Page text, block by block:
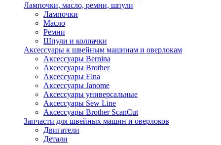
Лампочки, масло, ремни, шпули
Лампочки
Масло
Ремни
Шпули и колпачки
Аксессуары к швейным машинам и оверлокам
Аксессуары Bernina
Аксессуары Brother
Аксессуары Elna
Аксессуары Janome
Аксессуары универсальные
Аксессуары Sew Line
Аксессуары Brother ScanCut
Запчасти для швейных машин и оверлоков
Двигатели
Детали